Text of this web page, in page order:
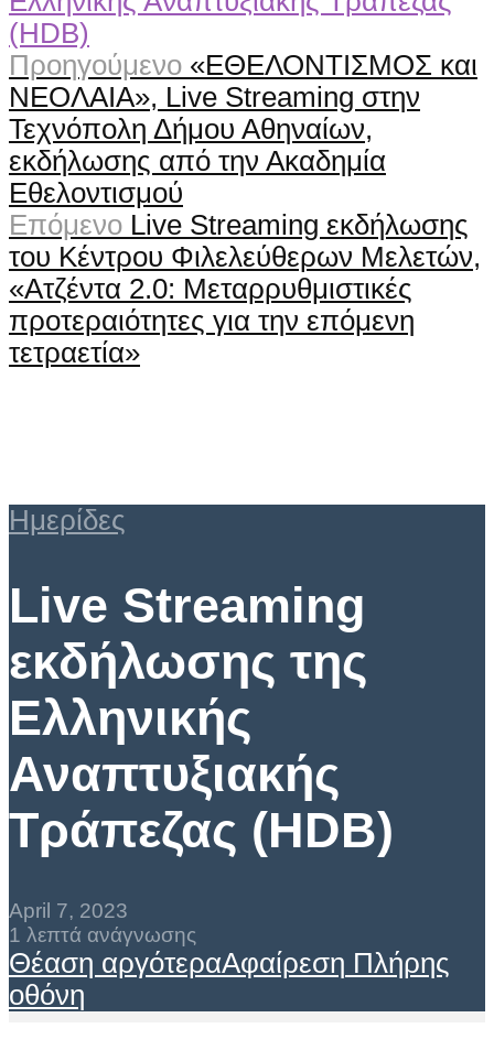
Προηγούμενο «ΕΘΕΛΟΝΤΙΣΜΟΣ και
ΝΕΟΛΑΙΑ», Live Streaming στην
Τεχνόπολη Δήμου Αθηναίων,
εκδήλωσης από την Ακαδημία
Εθελοντισμού
Επόμενο Live Streaming εκδήλωσης
του Κέντρου Φιλελεύθερων Μελετών,
«Ατζέντα 2.0: Μεταρρυθμιστικές
προτεραιότητες για την επόμενη
τετραετία»
Ημερίδες
Live Streaming
εκδήλωσης της
Ελληνικής
Αναπτυξιακής
Τράπεζας (HDB)
April 7, 2023
1 λεπτά ανάγνωσης
Θέαση αργότεραΑφαίρεση Πλήρης
οθόνη